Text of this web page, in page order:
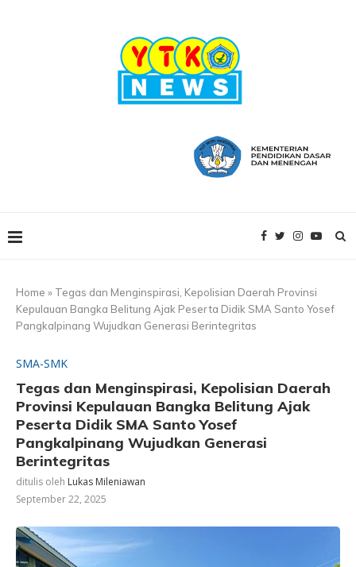
Home » Tegas dan Menginspirasi, Kepolisian Daerah Provinsi
Kepulauan Bangka Belitung Ajak Peserta Didik SMA Santo Yosef
Pangkalpinang Wujudkan Generasi Berintegritas
SMA-SMK
Tegas dan Menginspirasi, Kepolisian Daerah
Provinsi Kepulauan Bangka Belitung Ajak
Peserta Didik SMA Santo Yosef
Pangkalpinang Wujudkan Generasi
Berintegritas
ditulis oleh Lukas Mileniawan
September 22, 2025